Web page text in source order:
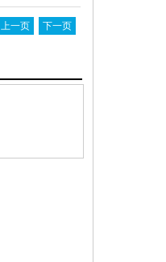
上一页 下一页